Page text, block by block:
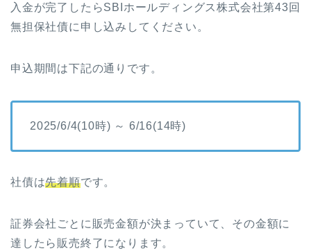
入金が完了したらSBIホールディングス株式会社第43回
無担保社債に申し込みしてください。
申込期間は下記の通りです。
2025/6/4(10時) ～ 6/16(14時)
社債は先着順です。
証券会社ごとに販売金額が決まっていて、その金額に
達したら販売終了になります。